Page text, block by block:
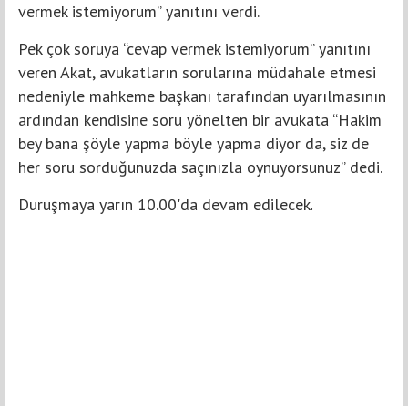
vermek istemiyorum” yanıtını verdi.
Pek çok soruya “cevap vermek istemiyorum” yanıtını
veren Akat, avukatların sorularına müdahale etmesi
nedeniyle mahkeme başkanı tarafından uyarılmasının
ardından kendisine soru yönelten bir avukata “Hakim
bey bana şöyle yapma böyle yapma diyor da, siz de
her soru sorduğunuzda saçınızla oynuyorsunuz” dedi.
Duruşmaya yarın 10.00'da devam edilecek.